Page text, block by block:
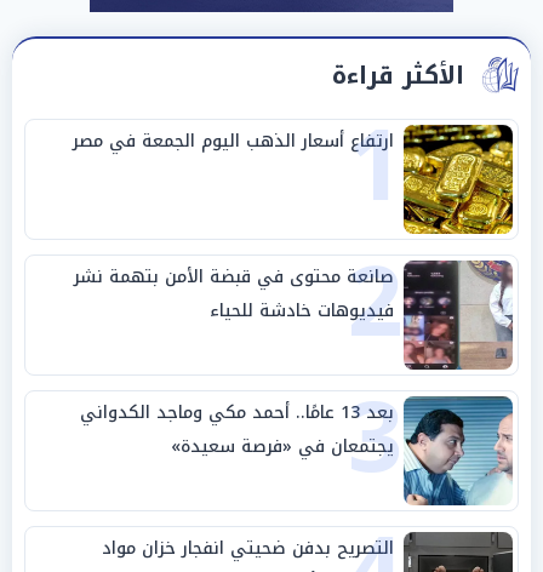
الأكثر قراءة
1
ارتفاع أسعار الذهب اليوم الجمعة في مصر
2
صانعة محتوى في قبضة الأمن بتهمة نشر
فيديوهات خادشة للحياء
3 بعد 13 عامًا.. أحمد مكي وماجد الكدواني
يجتمعان في «فرصة سعيدة»
التصريح بدفن ضحيتي انفجار خزان مواد